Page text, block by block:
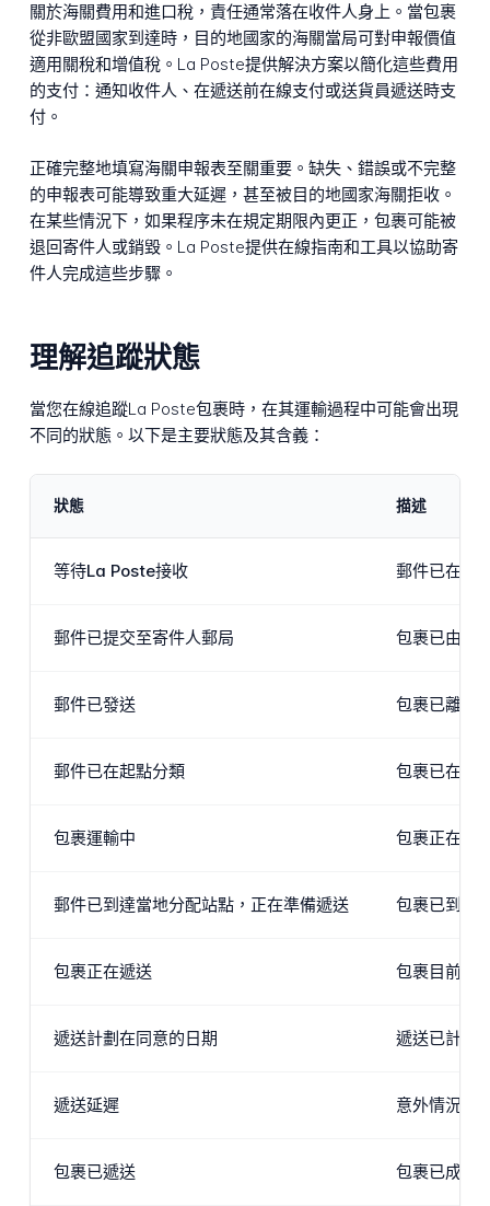
關於海關費用和進口稅，責任通常落在收件人身上。當包裹
從非歐盟國家到達時，目的地國家的海關當局可對申報價值
適用關稅和增值稅。La Poste提供解決方案以簡化這些費用
的支付：通知收件人、在遞送前在線支付或送貨員遞送時支
付。
正確完整地填寫海關申報表至關重要。缺失、錯誤或不完整
的申報表可能導致重大延遲，甚至被目的地國家海關拒收。
在某些情況下，如果程序未在規定期限內更正，包裹可能被
退回寄件人或銷毀。La Poste提供在線指南和工具以協助寄
件人完成這些步驟。
理解追蹤狀態
當您在線追蹤La Poste包裹時，在其運輸過程中可能會出現
不同的狀態。以下是主要狀態及其含義：
狀態 描述
等待La Poste接收 郵件已在系
郵件已提交至寄件人郵局 包裹已由寄
郵件已發送 包裹已離開
郵件已在起點分類 包裹已在其
包裹運輸中 包裹正在通
郵件已到達當地分配站點，正在準備遞送 包裹已到達
包裹正在遞送 包裹目前在
遞送計劃在同意的日期 遞送已計劃
遞送延遲 意外情況推
包裹已遞送 包裹已成功